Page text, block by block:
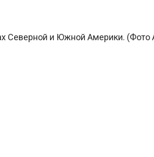
Северной и Южной Америки. (Фото